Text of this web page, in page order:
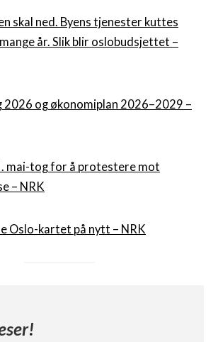
skal ned. Byens tjenester kuttes
år. Slik blir oslobudsjettet –
og økonomiplan 2026–2029 –
mai-tog for å protestere mot
– NRK
Oslo-kartet på nytt – NRK